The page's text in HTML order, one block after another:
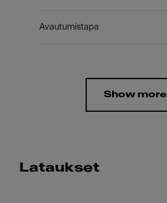
Avautumistapa
Show more
Lataukset